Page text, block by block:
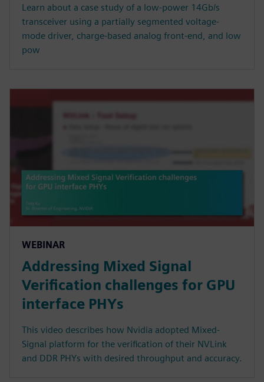
Learn about a case study of a low-power 14Gb/s
transceiver using a partially segmented voltage-
mode driver, charge-based analog front-end, and low
pow
WEBINAR
Addressing Mixed Signal
Verification challenges for GPU
interface PHYs
This video describes how Nvidia adopted Mixed-
Signal platform for the verification of their NVLink
and DDR PHYs with desired throughput and accuracy.